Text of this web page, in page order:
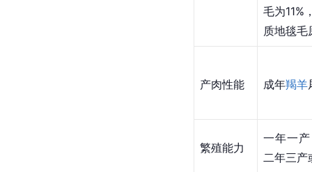
毛为11%
质地毯毛
产肉性能 成年羯羊
繁殖能力
一年一
二年三产